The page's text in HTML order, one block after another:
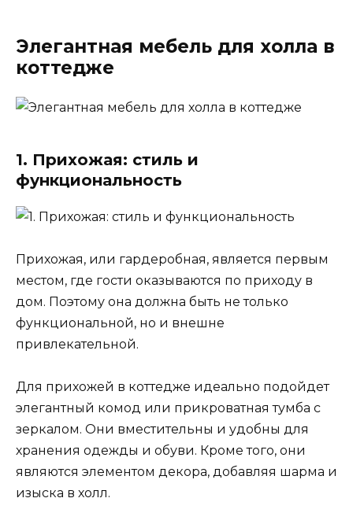
Элегантная мебель для холла в
коттедже
1. Прихожая: стиль и
функциональность
Прихожая, или гардеробная, является первым
местом, где гости оказываются по приходу в
дом. Поэтому она должна быть не только
функциональной, но и внешне
привлекательной.
Для прихожей в коттедже идеально подойдет
элегантный комод или прикроватная тумба с
зеркалом. Они вместительны и удобны для
хранения одежды и обуви. Кроме того, они
являются элементом декора, добавляя шарма и
изыска в холл.